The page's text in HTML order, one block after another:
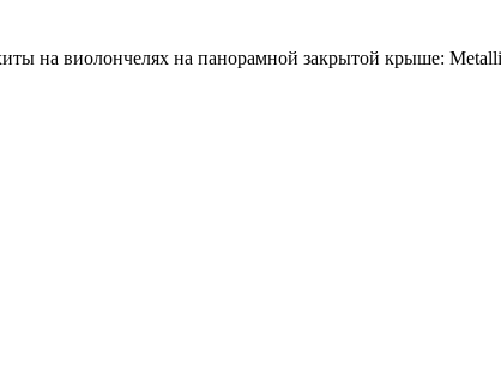
на виолончелях на панорамной закрытой крыше: